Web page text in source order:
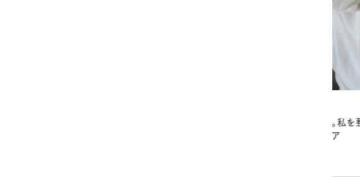
夏の髪と心が瞬時にリフレッシュ
する【大人気のドライシャンプー】